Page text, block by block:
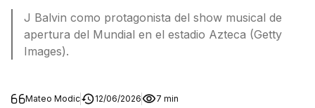
J Balvin como protagonista del show musical de
apertura del Mundial en el estadio Azteca (Getty
Images).
Mateo Modic 12/06/2026 7 min